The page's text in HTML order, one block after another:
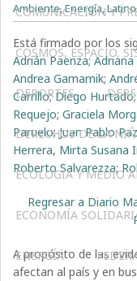
COMUNICACIÓN Y
COSMOS, ESPACIO,
DEPORTES
DERECHOS DE LA
ECOLOGÍA Y MEDIO
ECONOMÍA
ENERGÍA
Ambiente,Energía,
Está firmado por los
Adrián Paenza;Adriana
Andrea Gamarnik;
Carrillo;Diego Hurtado
Requejo;Graciela
Paruelo;Juan Pablo
Herrera, Mirta Susana
Roberto Salvarezza;
Regresar a Diario
A propósito de las
afectan al país y en